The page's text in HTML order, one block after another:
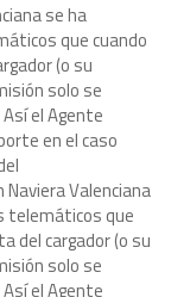
se ha
que cuando
(o su
solo se
el Agente
en el caso
Naviera Valenciana
telemáticos que
del cargador (o su
solo se
el Agente